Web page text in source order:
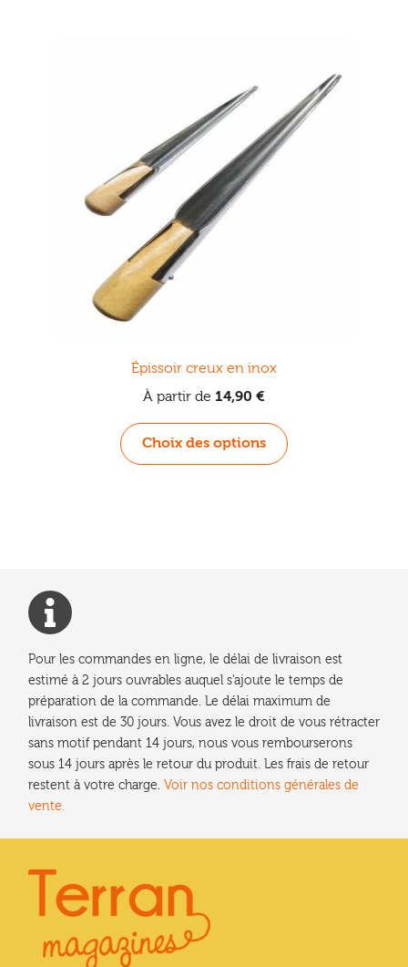
Épissoir creux en inox
À partir de 14,90 €
Choix des options
Ce
produit
sur
la
page
du
produit
Pour les commandes en ligne, le délai de livraison est
estimé à 2 jours ouvrables auquel s'ajoute le temps de
préparation de la commande. Le délai maximum de
livraison est de 30 jours. Vous avez le droit de vous rétracter
sans motif pendant 14 jours, nous vous rembourserons
sous 14 jours après le retour du produit. Les frais de retour
restent à votre charge. Voir nos conditions générales de
vente.